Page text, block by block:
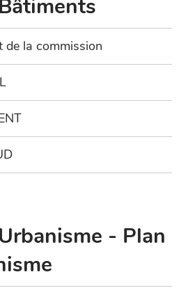
de la commission
- Plan